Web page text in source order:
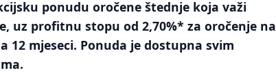
ponudu oročene štednje koja važi
uz profitnu stopu od 2,70%* za oročenje na
12 mjeseci. Ponuda je dostupna svim